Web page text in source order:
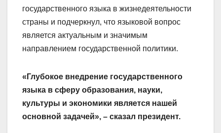
государственного языка в жизнедеятельности
страны и подчеркнул, что языковой вопрос
является актуальным и значимым
направлением государственной политики.
«Глубокое внедрение государственного
языка в сферу образования, науки,
культуры и экономики является нашей
основной задачей», – сказал президент.